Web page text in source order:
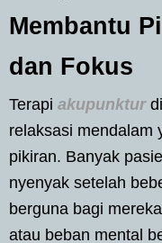
Membantu
dan Fokus
Terapi akupunktur
relaksasi mendalam
pikiran. Banyak
nyenyak setelah
berguna bagi
atau beban mental